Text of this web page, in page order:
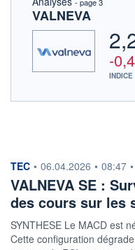
VALNEVA
-
INDICE
EURONEXT PARIS
11h51
information fournie par
TEC • 06.04.2026 • 08:47 •
VALNEVA SE :
des cours sur les
SYNTHESE Le MACD est
Cette configuration